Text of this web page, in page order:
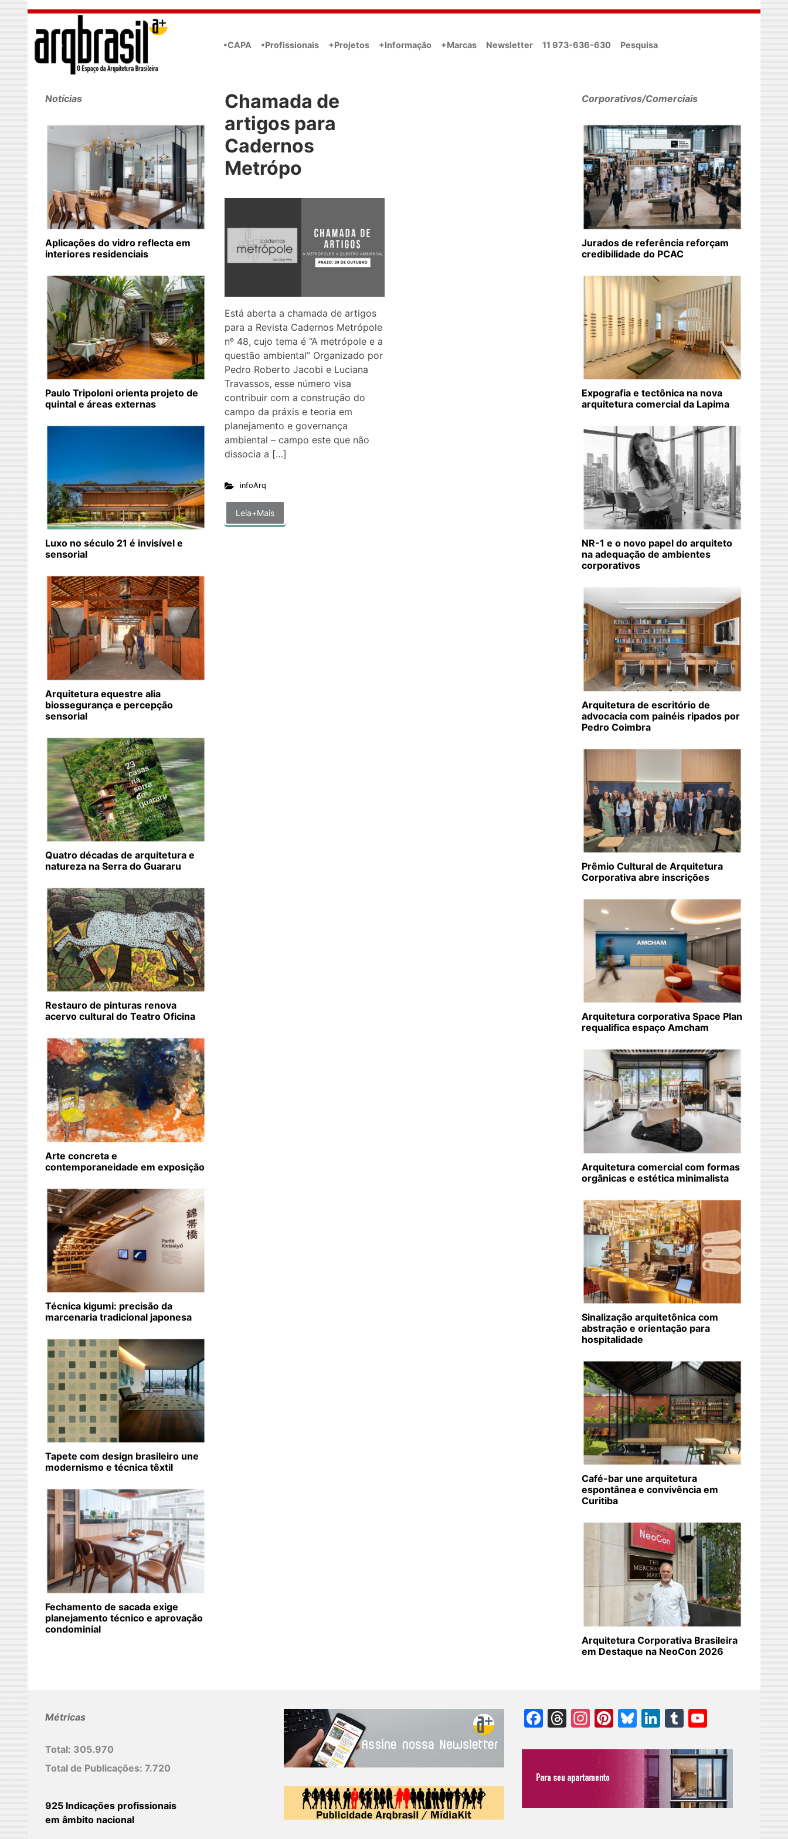
Skip to main content
•CAPA •Profissionais +Projetos +Informação +Marcas Newsletter 11 973-636-630 Pesquisa
Chamada de
artigos para
Cadernos
Metrópo
Está aberta a chamada de artigos
para a Revista Cadernos Metrópole
nº 48, cujo tema é “A metrópole e a
questão ambiental” Organizado por
Pedro Roberto Jacobi e Luciana
Travassos, esse número visa
contribuir com a construção do
campo da práxis e teoria em
planejamento e governança
ambiental – campo este que não
dissocia a […]
infoArq
Leia+Mais
Notícias
Aplicações do vidro reflecta em
interiores residenciais
Paulo Tripoloni orienta projeto de
quintal e áreas externas
Luxo no século 21 é invisível e
sensorial
Arquitetura equestre alia
biossegurança e percepção
sensorial
Quatro décadas de arquitetura e
natureza na Serra do Guararu
Restauro de pinturas renova
acervo cultural do Teatro Oficina
Arte concreta e
contemporaneidade em exposição
Técnica kigumi: precisão da
marcenaria tradicional japonesa
Tapete com design brasileiro une
modernismo e técnica têxtil
Fechamento de sacada exige
planejamento técnico e aprovação
condominial
Corporativos/Comerciais
Jurados de referência reforçam
credibilidade do PCAC
Expografia e tectônica na nova
arquitetura comercial da Lapima
NR-1 e o novo papel do arquiteto
na adequação de ambientes
corporativos
Arquitetura de escritório de
advocacia com painéis ripados por
Pedro Coimbra
Prêmio Cultural de Arquitetura
Corporativa abre inscrições
Arquitetura corporativa Space Plan
requalifica espaço Amcham
Arquitetura comercial com formas
orgânicas e estética minimalista
Sinalização arquitetônica com
abstração e orientação para
hospitalidade
Café-bar une arquitetura
espontânea e convivência em
Curitiba
Arquitetura Corporativa Brasileira
em Destaque na NeoCon 2026
Métricas
Total: 305.970
Total de Publicações: 7.720
925 Indicações profissionais
em âmbito nacional
Facebook
Threads
Instagram
Pinterest
Bluesky
LinkedIn
Tumblr